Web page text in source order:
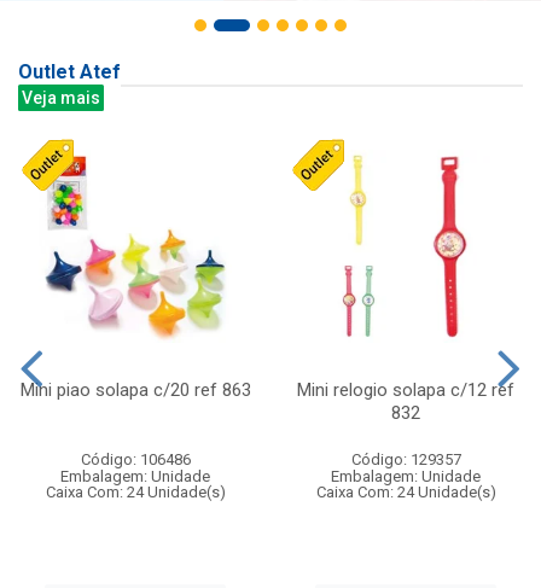
Outlet Atef
Veja mais
Mini piao solapa c/20 ref 863
Código: 106486
Embalagem: Unidade
Caixa Com: 24 Unidade(s)
Mini relogio solapa c/12 ref
832
Código: 129357
Embalagem: Unidade
Caixa Com: 24 Unidade(s)